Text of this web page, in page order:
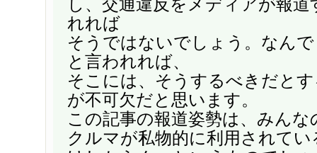
し、交通違反をメディアが報
れれば
そうではないでしょう。なん
と言われれば、
そこには、そうするべきだと
が不可欠だと思います。
この記事の報道姿勢は、みん
クルマが私物的に利用されてい